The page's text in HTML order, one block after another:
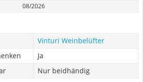
08/2026
Vinturi Weinbelüfter
Ja
Nur beidhändig